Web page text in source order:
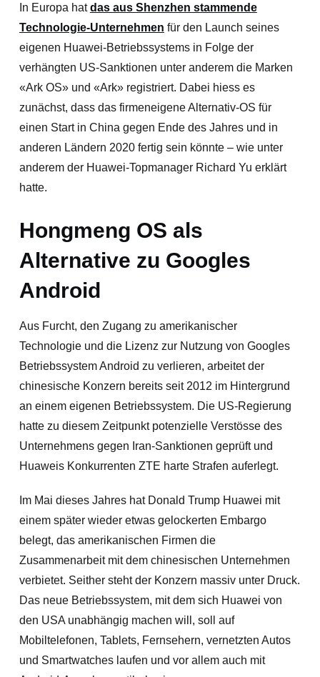
In Europa hatdas aus Shenzhen stammende
Technologie-Unternehmen für den Launch seines
eigenen Huawei-Betriebssystems in Folge der
verhängten US-Sanktionen unter anderem die Marken
«Ark OS» und «Ark» registriert. Dabei hiess es
zunächst, dass das firmeneigene Alternativ-OS für
einen Start in China gegen Ende des Jahres und in
anderen Ländern 2020 fertig sein könnte – wie unter
anderem der Huawei-Topmanager Richard Yu erklärt
hatte.
Hongmeng OS als
Alternative zu Googles
Android
Aus Furcht, den Zugang zu amerikanischer
Technologie und die Lizenz zur Nutzung von Googles
Betriebssystem Android zu verlieren, arbeitet der
chinesische Konzern bereits seit 2012 im Hintergrund
an einem eigenen Betriebssystem. Die US-Regierung
hatte zu diesem Zeitpunkt potenzielle Verstösse des
Unternehmens gegen Iran-Sanktionen geprüft und
Huaweis Konkurrenten ZTE harte Strafen auferlegt.
Im Mai dieses Jahres hat Donald Trump Huawei mit
einem später wieder etwas gelockerten Embargo
belegt, das amerikanischen Firmen die
Zusammenarbeit mit dem chinesischen Unternehmen
verbietet. Seither steht der Konzern massiv unter Druck.
Das neue Betriebssystem, mit dem sich Huawei von
den USA unabhängig machen will, soll auf
Mobiltelefonen, Tablets, Fernsehern, vernetzten Autos
und Smartwatches laufen und vor allem auch mit